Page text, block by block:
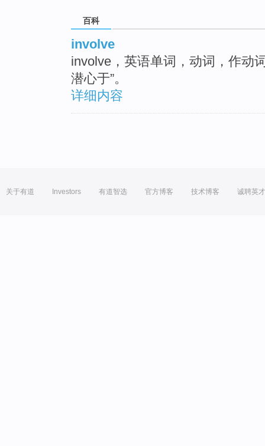
百科
involve
involve，英语单词，动词，作动
潜心于”。
详细内容
关于有道 Investors 有道智选 官方博客 技术博客 诚聘英才